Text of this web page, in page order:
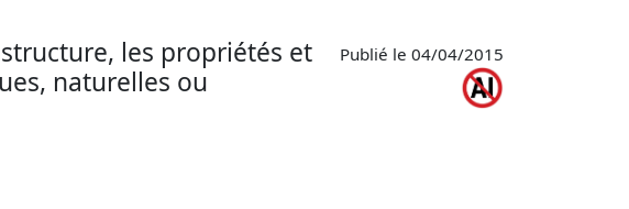
structure, les propriétés et
naturelles ou
Publié le 04/04/2015